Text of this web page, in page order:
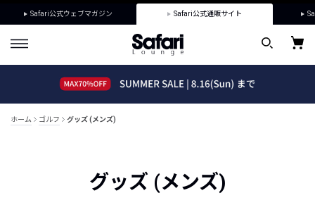
Safari公式ウェブマガジン Safari公式通販サイト
ホーム ゴルフ グッズ (メンズ)
グッズ (メンズ)